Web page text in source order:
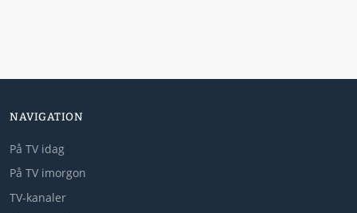
NAVIGATION
På TV idag
På TV imorgon
TV-kanaler